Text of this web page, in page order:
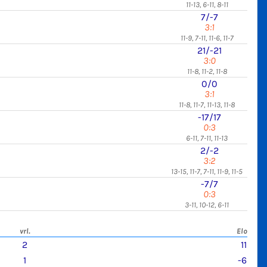
11-13, 6-11, 8-11
7/-7
3:1
11-9, 7-11, 11-6, 11-7
21/-21
3:0
11-8, 11-2, 11-8
0/0
3:1
11-8, 11-7, 11-13, 11-8
-17/17
0:3
6-11, 7-11, 11-13
2/-2
3:2
13-15, 11-7, 7-11, 11-9, 11-5
-7/7
0:3
3-11, 10-12, 6-11
vrl. Elo
2
11
1 -6